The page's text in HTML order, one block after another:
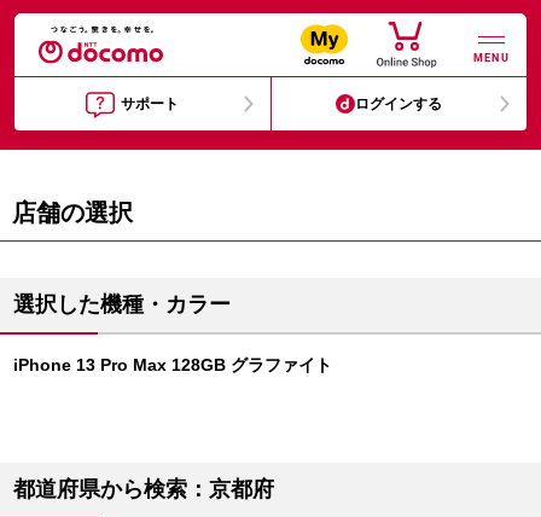
MENU
サポート ログインする
店舗の選択
選択した機種・カラー
iPhone 13 Pro Max 128GB グラファイト
都道府県から検索：京都府